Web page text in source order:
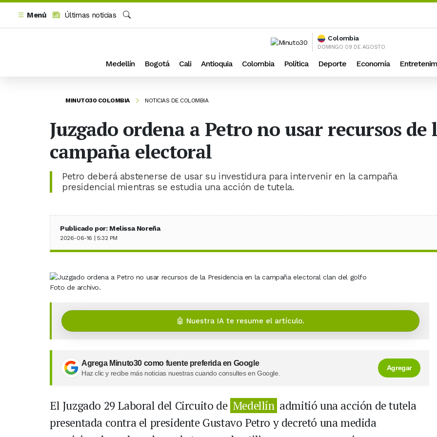
Menú
Últimas noticias
Buscar
Colombia
DOMINGO 09 DE AGOSTO
Medellín Bogotá Cali Antioquia Colombia Política Deporte Economía
MINUTO30 COLOMBIA NOTICIAS DE COLOMBIA
Juzgado ordena a Petro no usar recursos
campaña electoral
Petro deberá abstenerse de usar su investidura para intervenir en la campaña
presidencial mientras se estudia una acción de tutela.
Publicado por: Melissa Noreña
2026-06-16 | 5:32 PM
Foto de archivo.
🤖 Nuestra IA te resume el artículo.
Agrega Minuto30 como fuente preferida en Google
Haz clic y recibe más noticias nuestras cuando consultes en Google.
Agregar
El Juzgado 29 Laboral del Circuito de Medellín admitió una acción de tutela
presentada contra el presidente Gustavo Petro y decretó una medida